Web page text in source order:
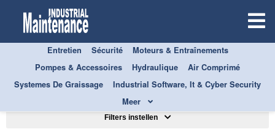
Entretien Sécurité
Moteurs & Entraînements
Pompes & Accessoires
Hydraulique
Air Comprimé
Systemes De Graissage
Industrial Software, It & Cyber Security
Meer
POMPES & ACCESSOIRES
Trier par
Filters instellen